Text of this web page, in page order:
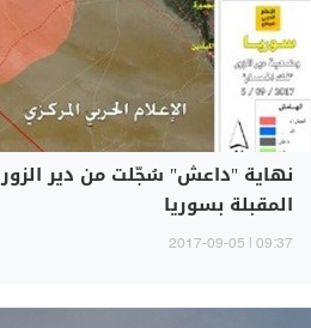
نهاية "داعش" سُجّلت من دير
المقبلة بسوريا
09:37 | 2017-09-05